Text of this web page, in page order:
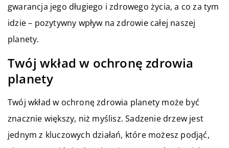
gwarancja jego długiego i zdrowego życia, a co za tym
idzie – pozytywny wpływ na zdrowie całej naszej
planety.
Twój wkład w ochronę zdrowia
planety
Twój wkład w ochronę zdrowia planety może być
znacznie większy, niż myślisz. Sadzenie drzew jest
jednym z kluczowych działań, które możesz podjąć,